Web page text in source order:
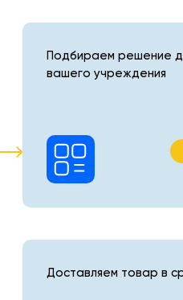
Подбираем решение
вашего учреждения
Доставляем товар в